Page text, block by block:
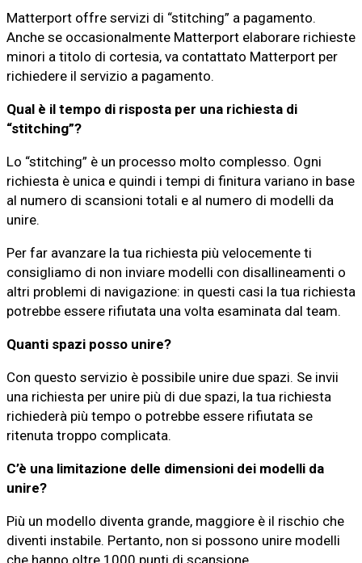
Matterport offre servizi di “stitching” a pagamento.
Anche se occasionalmente Matterport elaborare richieste
minori a titolo di cortesia, va contattato Matterport per
richiedere il servizio a pagamento.
Qual è il tempo di risposta per una richiesta di
“stitching”?
Lo “stitching” è un processo molto complesso. Ogni
richiesta è unica e quindi i tempi di finitura variano in base
al numero di scansioni totali e al numero di modelli da
unire.
Per far avanzare la tua richiesta più velocemente ti
consigliamo di non inviare modelli con disallineamenti o
altri problemi di navigazione: in questi casi la tua richiesta
potrebbe essere rifiutata una volta esaminata dal team.
Quanti spazi posso unire?
Con questo servizio è possibile unire due spazi. Se invii
una richiesta per unire più di due spazi, la tua richiesta
richiederà più tempo o potrebbe essere rifiutata se
ritenuta troppo complicata.
C’è una limitazione delle dimensioni dei modelli da
unire?
Più un modello diventa grande, maggiore è il rischio che
diventi instabile. Pertanto, non si possono unire modelli
che hanno oltre 1000 punti di scansione.